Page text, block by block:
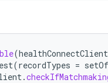
(healthConnectClient
(recordTypes = setOf
.